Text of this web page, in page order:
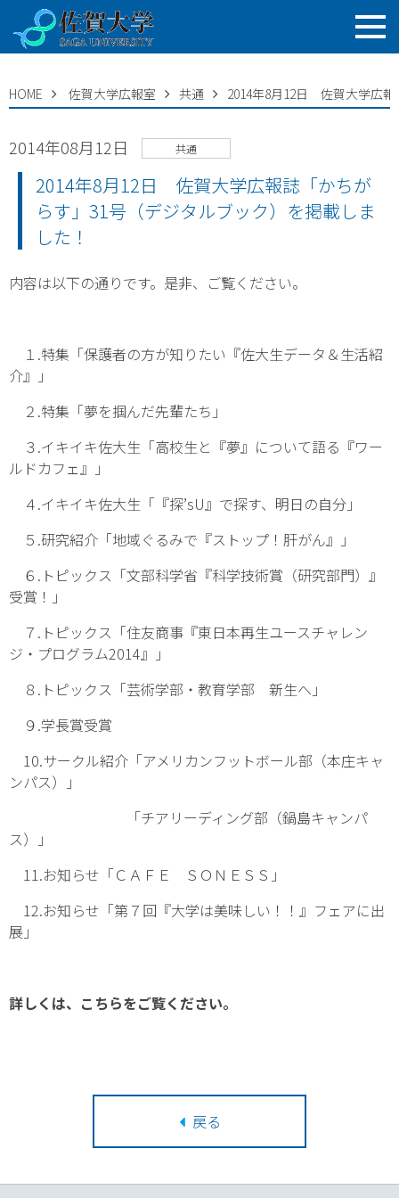
HOME 佐賀大学広報室 共通 2014年8月12日 佐賀大学広
2014年08月12日 共通
2014年8月12日 佐賀大学広報誌「かちが
らす」31号（デジタルブック）を掲載しま
した！
内容は以下の通りです。是非、ご覧ください。
１.特集「保護者の方が知りたい『佐大生データ＆生活紹
介』」
２.特集「夢を掴んだ先輩たち」
３.イキイキ佐大生「高校生と『夢』について語る『ワー
ルドカフェ』」
４.イキイキ佐大生「『探’sU』で探す、明日の自分」
５.研究紹介「地域ぐるみで『ストップ！肝がん』」
６.トピックス「文部科学省『科学技術賞（研究部門）』
受賞！」
７.トピックス「住友商事『東日本再生ユースチャレン
ジ・プログラム2014』」
８.トピックス「芸術学部・教育学部 新生へ」
９.学長賞受賞
10.サークル紹介「アメリカンフットボール部（本庄キャ
ンパス）」
「チアリーディング部（鍋島キャンパ
ス）」
11.お知らせ「ＣＡＦＥ ＳＯＮＥＳＳ」
12.お知らせ「第７回『大学は美味しい！！』フェアに出
展」
詳しくは、こちらをご覧ください。
戻る